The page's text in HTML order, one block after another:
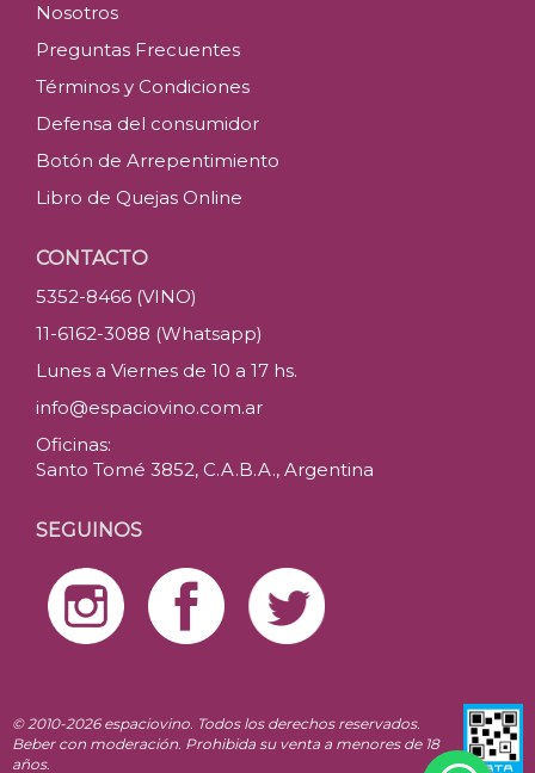
Nosotros
Preguntas Frecuentes
Términos y Condiciones
Defensa del consumidor
Botón de Arrepentimiento
Libro de Quejas Online
CONTACTO
5352-8466 (VINO)
11-6162-3088 (Whatsapp)
Lunes a Viernes de 10 a 17 hs.
info@espaciovino.com.ar
Oficinas:
Santo Tomé 3852, C.A.B.A., Argentina
SEGUINOS
© 2010-2026 espaciovino. Todos los derechos reservados.
Beber con moderación. Prohibida su venta a menores de 18
años.